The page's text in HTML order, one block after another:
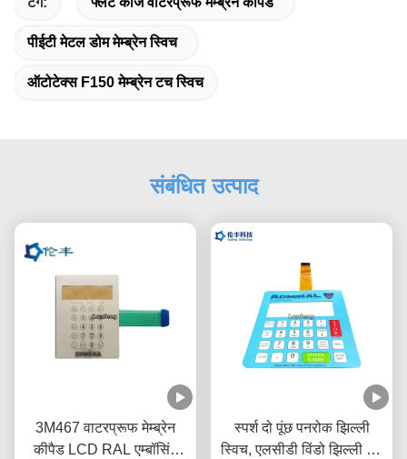
पीईटी मेटल डोम मेम्ब्रेन स्विच
ऑटोटेक्स F150 मेम्ब्रेन टच स्विच
संबंधित उत्पाद
3M467 वाटरप्रूफ मेम्ब्रेन
कीपैड LCD RAL एम्बॉसिंग
स्पर्श दो पूंछ पनरोक झिल्ली
स्विच, एलसीडी विंडो झिल्ली टच